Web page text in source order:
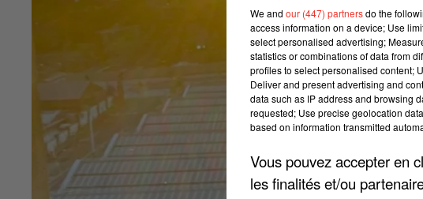
We and our (447) partnersdo the
access information on a device; Use
select personalised advertising;
statistics or combinations of data from
profiles to select personalised content;
Deliver and present advertising and
data such as IP address and browsing
requested; Use precise geolocation
based on information transmitted
Vous pouvez accepter en
les finalités et/ou